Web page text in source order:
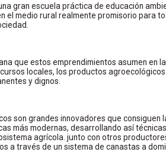
gran escuela práctica de educación
el medio rural realmente promisorio para
que estos emprendimientos asumen en
locales, los productos
y dignos.
son grandes innovadores que consiguen
más modernas, desarrollando así
agrícola. junto con otros
a través de un sistema de canastas a